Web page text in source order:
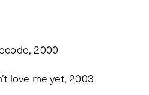
2000
love me yet, 2003